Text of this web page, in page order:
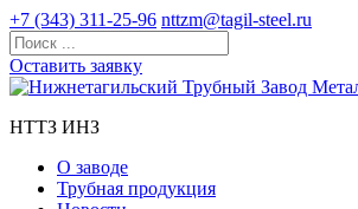
+7 (343) 311-25-96 nttzm@tagil-steel.ru
Оставить заявку
НТТЗ ИНЗ
О заводе
Трубная продукция